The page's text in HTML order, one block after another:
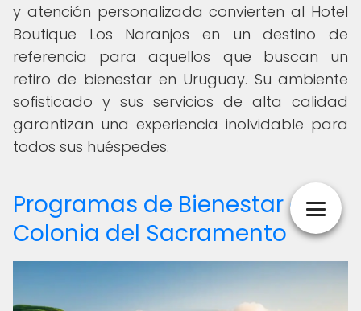
y atención personalizada convierten al Hotel
Boutique Los Naranjos en un destino de
referencia para aquellos que buscan un
retiro de bienestar en Uruguay. Su ambiente
sofisticado y sus servicios de alta calidad
garantizan una experiencia inolvidable para
todos sus huéspedes.
Programas de Bienestar en
Colonia del Sacramento